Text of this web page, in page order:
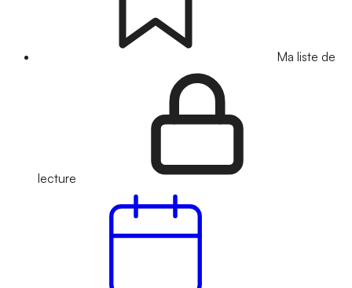
Ma liste de
lecture